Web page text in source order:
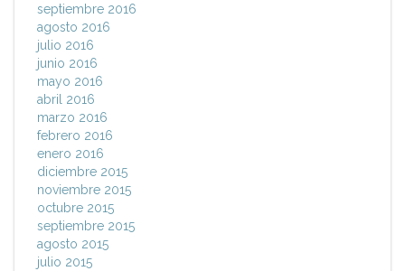
septiembre 2016
agosto 2016
julio 2016
junio 2016
mayo 2016
abril 2016
marzo 2016
febrero 2016
enero 2016
diciembre 2015
noviembre 2015
octubre 2015
septiembre 2015
agosto 2015
julio 2015